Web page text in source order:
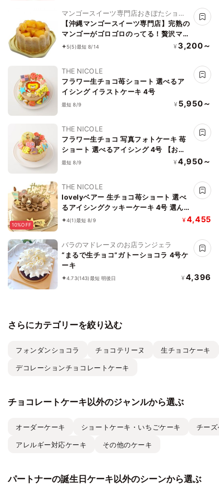
マンゴースイーツ専門店おきぽたショッ
プ
【沖縄マンゴースイーツ専門店】完熟の
マンゴーがゴロゴロのってる！贅沢マン
ゴーホールケーキ4号
5(5)最短 8/14 ¥ 3,200～
THE NICOLE
フラワー生チョコ苺ショート 選べるア
イシング イラストケーキ 4号
最短 8/9 ¥ 5,950～
THE NICOLE
フラワー生チョコ 写真フォトケーキ 苺
ショート 選べるアイシング 4号 【お好
きなイラストも人気です】
最短 8/9 ¥ 4,950～
10%OFF
THE NICOLE
lovelyベアー 生チョコ苺ショート 選べ
るアイシングクッキーケーキ 4号 選ん
で楽しい！！ ギフトに最適
4(1)最短 8/9 ¥4,455
バラのマドレーヌのお店ランジェラ
“まるで生チョコ”ガトーショコラ 4号ケ
ーキ
4.73(143)最短 明後日 ¥ 4,396
さらにカテゴリーを絞り込む
フォンダンショコラ チョコテリーヌ 生チョコケーキ
デコレーションチョコレートケーキ
チョコレートケーキ以外のジャンルから選ぶ
オーダーケーキ ショートケーキ・いちごケーキ チー
アレルギー対応ケーキ その他のケーキ
パートナーの誕生日ケーキ以外のシーンから選ぶ